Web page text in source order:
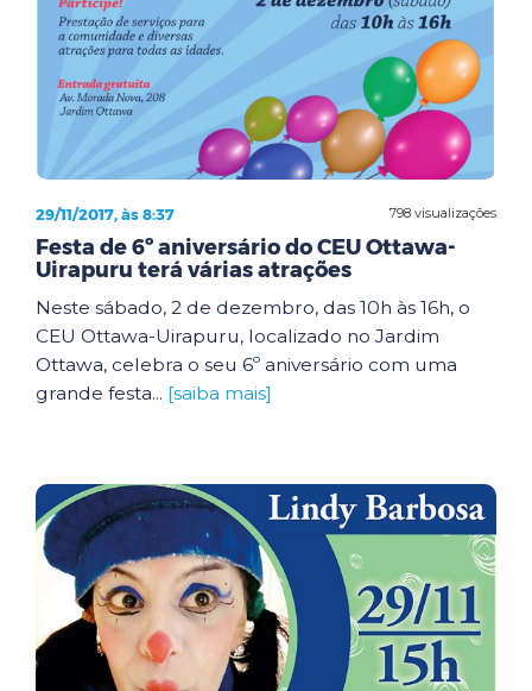
798 visualizações
29/11/2017, às 8:37
Festa de 6º aniversário do CEU Ottawa-
Uirapuru terá várias atrações
Neste sábado, 2 de dezembro, das 10h às 16h, o
CEU Ottawa-Uirapuru, localizado no Jardim
Ottawa, celebra o seu 6º aniversário com uma
grande festa... [saiba mais]